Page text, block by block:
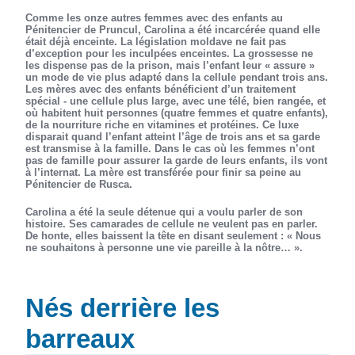
Comme les onze autres femmes avec des enfants au
Pénitencier de Pruncul, Carolina a été incarcérée quand elle
était déjà enceinte. La législation moldave ne fait pas
d’exception pour les inculpées enceintes. La grossesse ne
les dispense pas de la prison, mais l’enfant leur « assure »
un mode de vie plus adapté dans la cellule pendant trois ans.
Les mères avec des enfants bénéficient d’un traitement
spécial - une cellule plus large, avec une télé, bien rangée, et
où habitent huit personnes (quatre femmes et quatre enfants),
de la nourriture riche en vitamines et protéines. Ce luxe
disparait quand l’enfant atteint l’âge de trois ans et sa garde
est transmise à la famille. Dans le cas où les femmes n’ont
pas de famille pour assurer la garde de leurs enfants, ils vont
à l’internat. La mère est transférée pour finir sa peine au
Pénitencier de Rusca.
Carolina a été la seule détenue qui a voulu parler de son
histoire. Ses camarades de cellule ne veulent pas en parler.
De honte, elles baissent la tête en disant seulement : « Nous
ne souhaitons à personne une vie pareille à la nôtre… ».
Nés derrière les
barreaux